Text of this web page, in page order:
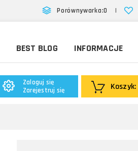
Porównywarka:0 |
BEST BLOG INFORMACJE
Koszyk:
Zaloguj się
Zarejestruj się